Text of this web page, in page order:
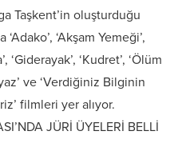
Taşkent’in oluşturduğu
‘Adako’, ‘Akşam Yemeği’,
‘Giderayak’, ‘Kudret’, ‘Ölüm
ve ‘Verdiğiniz Bilginin
filmleri yer alıyor.
JÜRİ ÜYELERİ BELLİ